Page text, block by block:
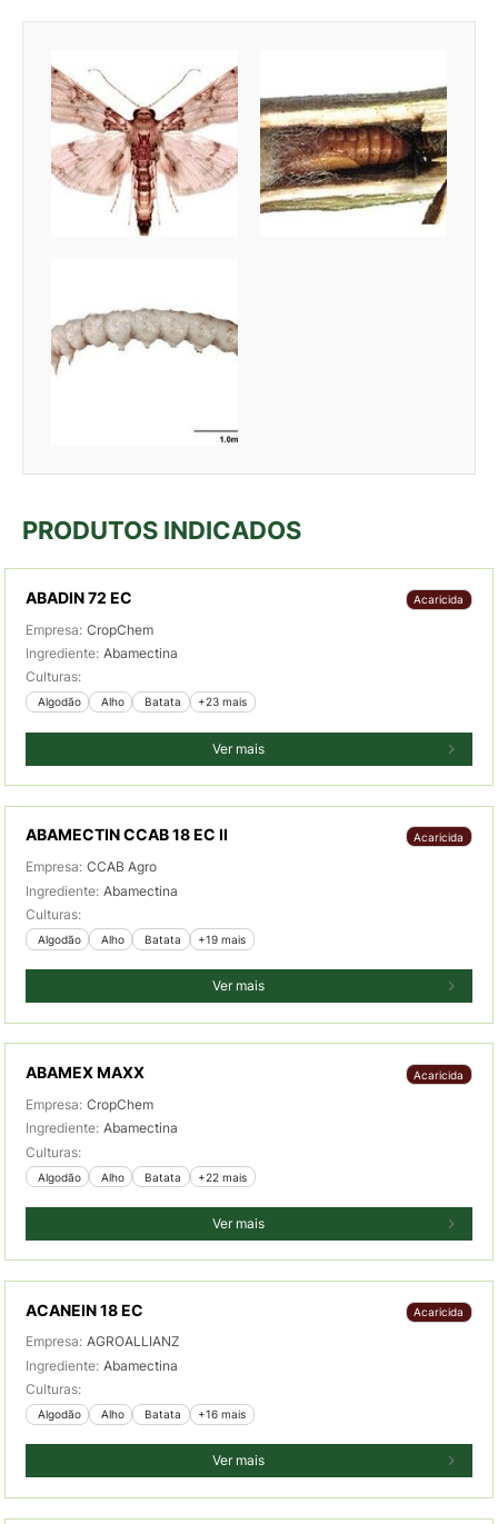
PRODUTOS INDICADOS
ABADIN 72 EC Acaricida
Empresa: CropChem
Ingrediente: Abamectina
Culturas:
Algodão Alho Batata +23 mais
Ver mais
ABAMECTIN CCAB 18 EC II Acaricida
Empresa: CCAB Agro
Ingrediente: Abamectina
Culturas:
Algodão Alho Batata +19 mais
Ver mais
ABAMEX MAXX Acaricida
Empresa: CropChem
Ingrediente: Abamectina
Culturas:
Algodão Alho Batata +22 mais
Ver mais
ACANEIN 18 EC Acaricida
Empresa: AGROALLIANZ
Ingrediente: Abamectina
Culturas:
Algodão Alho Batata +16 mais
Ver mais